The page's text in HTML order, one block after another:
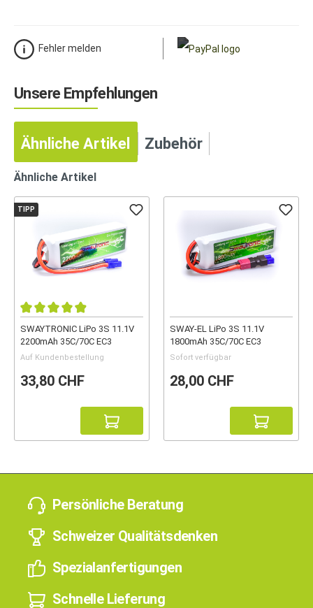
Fehler melden
Unsere Empfehlungen
Ähnliche Artikel Zubehör
Ähnliche Artikel
TIPP
SWAYTRONIC LiPo 3S 11.1V
2200mAh 35C/70C EC3
Auf Kundenbestellung
33,80 CHF
SWAY-EL LiPo 3S 11.1V
1800mAh 35C/70C EC3
Sofort verfügbar
28,00 CHF
Persönliche Beratung
Schweizer Qualitätsdenken
Spezialanfertigungen
Schnelle Lieferung